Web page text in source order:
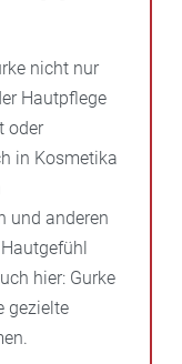
nicht nur
Hautpflege
oder
in Kosmetika
und anderen
hier: Gurke
gezielte